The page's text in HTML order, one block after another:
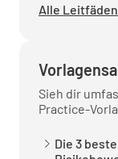
Alle
Sieh dir
Practice-
Die 3